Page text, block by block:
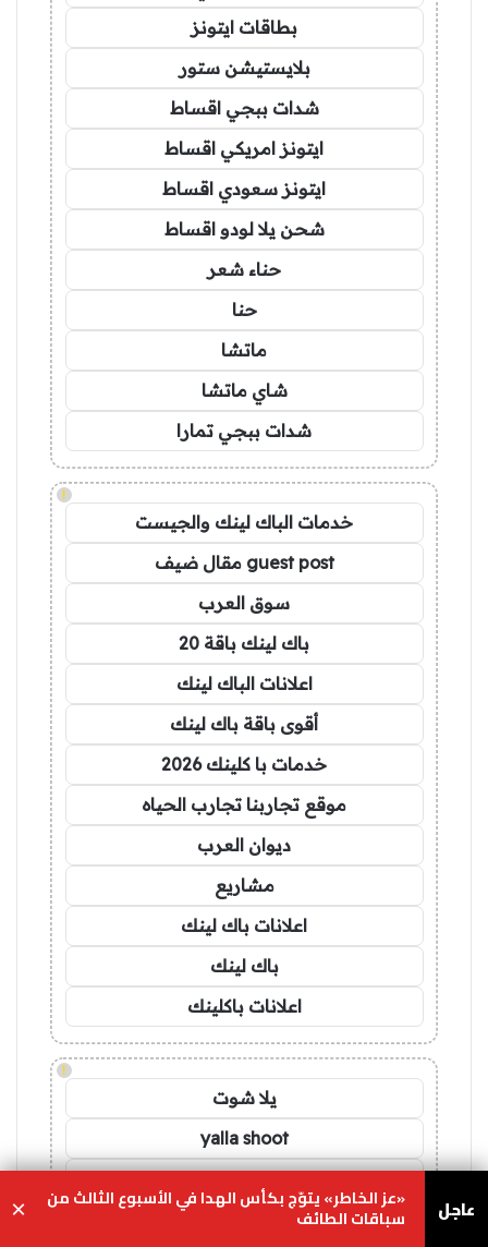
بطاقات ايتونز
بلايستيشن ستور
شدات ببجي اقساط
ايتونز امريكي اقساط
ايتونز سعودي اقساط
شحن يلا لودو اقساط
حناء شعر
حنا
ماتشا
شاي ماتشا
شدات ببجي تمارا
!
خدمات الباك لينك والجيست
guest post مقال ضيف
سوق العرب
باك لينك باقة 20
اعلانات الباك لينك
أقوى باقة باك لينك
خدمات با كلينك 2026
موقع تجاربنا تجارب الحياه
ديوان العرب
مشاريع
اعلانات باك لينك
باك لينك
اعلانات باكلينك
!
يلا شوت
yalla shoot
برشلونة مباشر
عاجل «عز الخاطر» يتوّج بكأس الهدا في الأسبوع الثالث من
سباقات الطائف ×